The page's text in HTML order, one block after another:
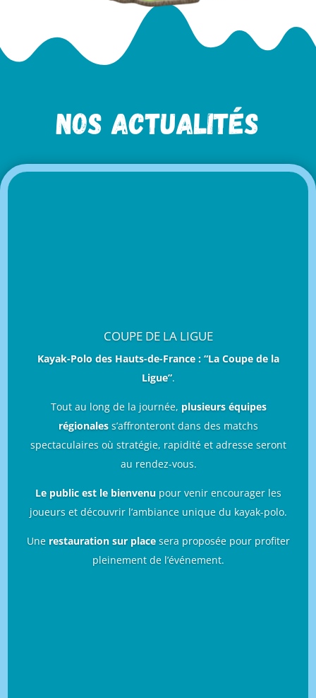
Nos actualités
COUPE DE LA LIGUE
Kayak-Polo des Hauts-de-France : “La Coupe de la
Ligue”.
Tout au long de la journée, plusieurs équipes
régionales s’affronteront dans des matchs
spectaculaires où stratégie, rapidité et adresse seront
au rendez-vous.
Le public est le bienvenu pour venir encourager les
joueurs et découvrir l’ambiance unique du kayak-polo.
Une restauration sur place sera proposée pour profiter
pleinement de l’événement.